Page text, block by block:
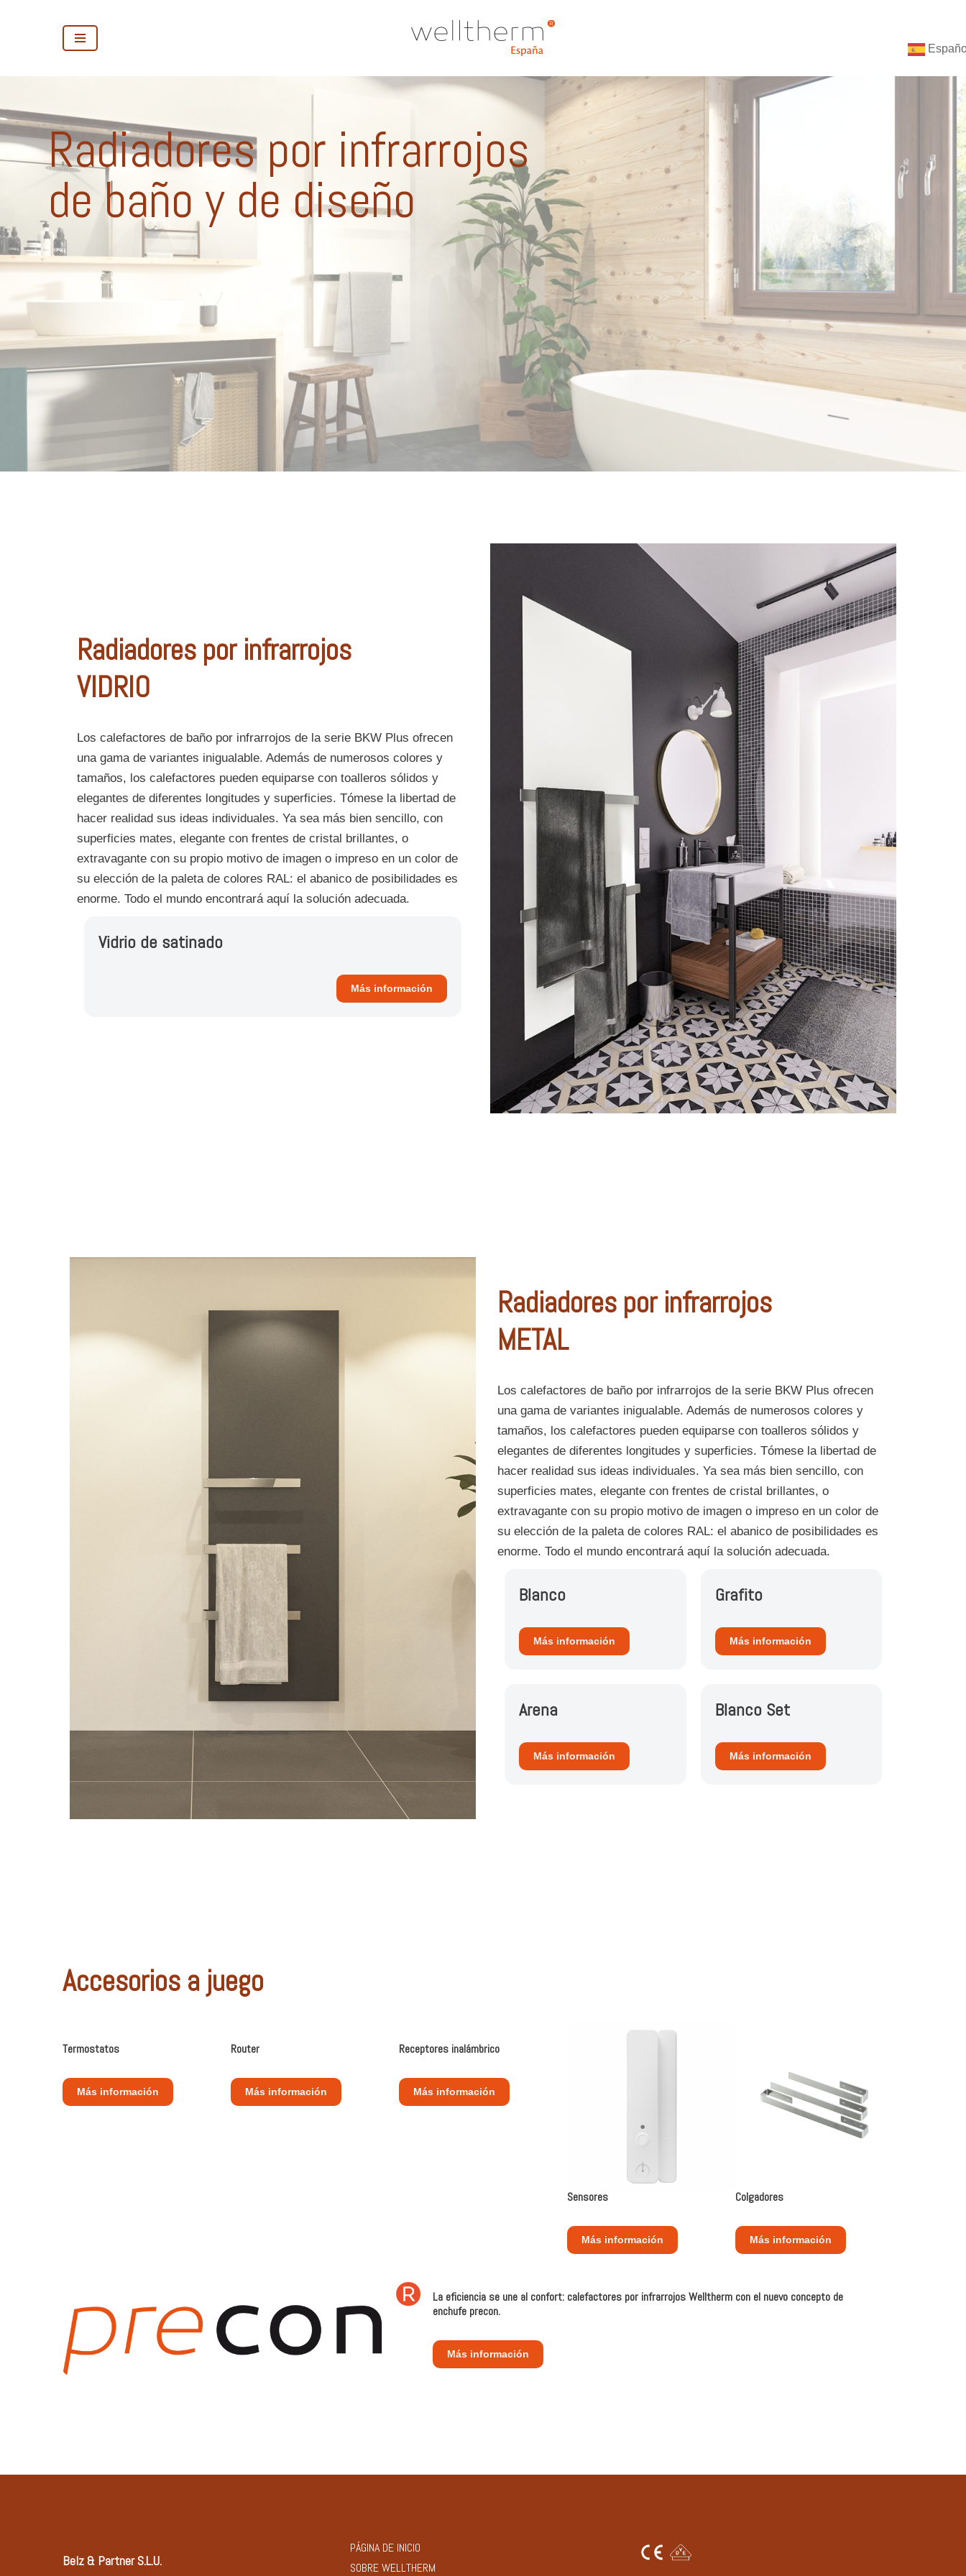
contenido
Radiadores por infrarrojos
de baño y de diseño
Radiadores por infrarrojos
VIDRIO
Los calefactores de baño por infrarrojos de la serie BKW Plus ofrecen
una gama de variantes inigualable. Además de numerosos colores y
tamaños, los calefactores pueden equiparse con toalleros sólidos y
elegantes de diferentes longitudes y superficies. Tómese la libertad de
hacer realidad sus ideas individuales. Ya sea más bien sencillo, con
superficies mates, elegante con frentes de cristal brillantes, o
extravagante con su propio motivo de imagen o impreso en un color de
su elección de la paleta de colores RAL: el abanico de posibilidades es
enorme. Todo el mundo encontrará aquí la solución adecuada.
Vidrio de satinado
Más información
Radiadores por infrarrojos
METAL
Los calefactores de baño por infrarrojos de la serie BKW Plus ofrecen
una gama de variantes inigualable. Además de numerosos colores y
tamaños, los calefactores pueden equiparse con toalleros sólidos y
elegantes de diferentes longitudes y superficies. Tómese la libertad de
hacer realidad sus ideas individuales. Ya sea más bien sencillo, con
superficies mates, elegante con frentes de cristal brillantes, o
extravagante con su propio motivo de imagen o impreso en un color de
su elección de la paleta de colores RAL: el abanico de posibilidades es
enorme. Todo el mundo encontrará aquí la solución adecuada.
Blanco
Más información
Grafito
Más información
Arena
Más información
Blanco Set
Más información
Accesorios a juego
Termostatos
Más información
Router
Más información
Receptores inalámbrico
Más información
Sensores
Más información
Colgadores
Más información
La eficiencia se une al confort: calefactores por infrarrojos Welltherm con el nuevo concepto de
enchufe precon.
Más información
Belz & Partner S.L.U.
PÁGINA DE INICIO
SOBRE WELLTHERM